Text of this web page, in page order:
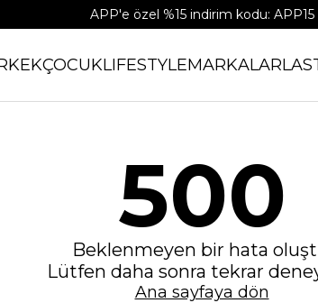
APP'e özel %15 indirim kodu: APP15
ÇOCUKLIFESTYLEMARKALAR
500
Beklenmeyen bir hata
Lütfen daha sonra tekrar
Ana sayfaya dön